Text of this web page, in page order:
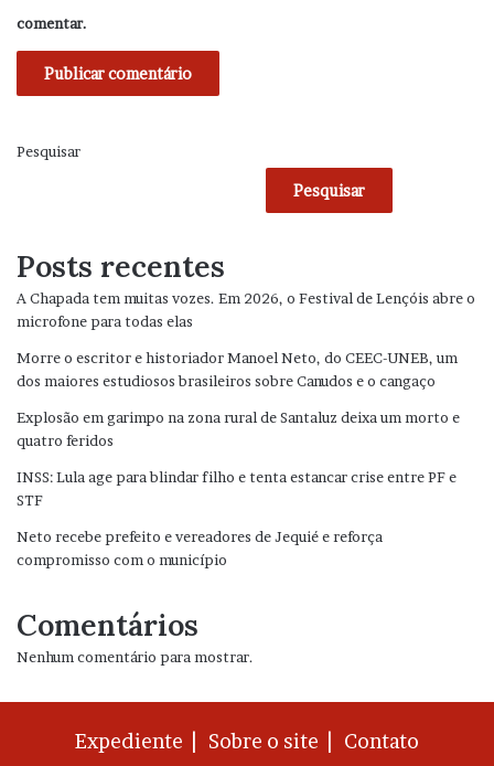
comentar.
Pesquisar
Pesquisar
Posts recentes
A Chapada tem muitas vozes. Em 2026, o Festival de Lençóis abre o
microfone para todas elas
Morre o escritor e historiador Manoel Neto, do CEEC-UNEB, um
dos maiores estudiosos brasileiros sobre Canudos e o cangaço
Explosão em garimpo na zona rural de Santaluz deixa um morto e
quatro feridos
INSS: Lula age para blindar filho e tenta estancar crise entre PF e
STF
Neto recebe prefeito e vereadores de Jequié e reforça
compromisso com o município
Comentários
Nenhum comentário para mostrar.
Expediente | Sobre o site | Contato